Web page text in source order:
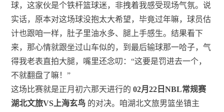
球，这家伙是个铁杆篮球迷，非拽着我感受现场气氛。说
实话，原本对这场球没抱太大希望，毕竟过年嘛，球员估
计也跟咱一样，肚子里油水多、腿上手感生。结果看下
来，那心情就跟坐过山车似的，到最后输球那一哈子，气
得我老表直拍大腿，嘴里还念叨：“这要是罚进去一个，
不就翻盘了嘛！”
这场比赛就是正月初六那天进行的02月22日NBL常规赛
湖北文旅VS上海玄鸟 的对决。咱湖北文旅男篮坐镇主